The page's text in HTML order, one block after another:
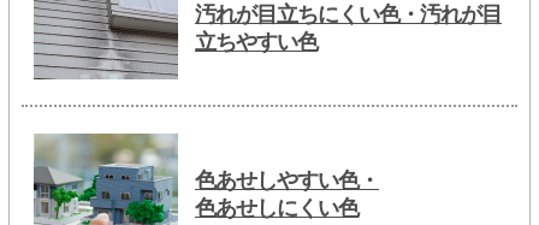
汚れが目立ちにくい色・汚れが目
立ちやすい色
色あせしやすい色・
色あせしにくい色